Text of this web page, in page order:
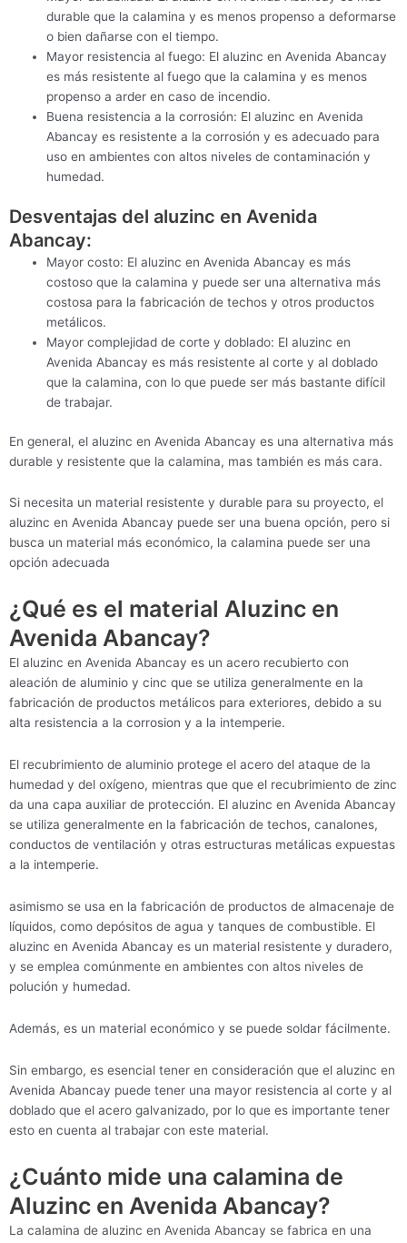
durable que la calamina y es menos propenso a deformarse
o bien dañarse con el tiempo.
Mayor resistencia al fuego: El aluzinc en Avenida Abancay
es más resistente al fuego que la calamina y es menos
propenso a arder en caso de incendio.
Buena resistencia a la corrosión: El aluzinc en Avenida
Abancay es resistente a la corrosión y es adecuado para
uso en ambientes con altos niveles de contaminación y
humedad.
Desventajas del aluzinc en Avenida
Abancay:
Mayor costo: El aluzinc en Avenida Abancay es más
costoso que la calamina y puede ser una alternativa más
costosa para la fabricación de techos y otros productos
metálicos.
Mayor complejidad de corte y doblado: El aluzinc en
Avenida Abancay es más resistente al corte y al doblado
que la calamina, con lo que puede ser más bastante difícil
de trabajar.
En general, el aluzinc en Avenida Abancay es una alternativa más
durable y resistente que la calamina, mas también es más cara.
Si necesita un material resistente y durable para su proyecto, el
aluzinc en Avenida Abancay puede ser una buena opción, pero si
busca un material más económico, la calamina puede ser una
opción adecuada
¿Qué es el material Aluzinc en
Avenida Abancay?
El aluzinc en Avenida Abancay es un acero recubierto con
aleación de aluminio y cinc que se utiliza generalmente en la
fabricación de productos metálicos para exteriores, debido a su
alta resistencia a la corrosion y a la intemperie.
El recubrimiento de aluminio protege el acero del ataque de la
humedad y del oxígeno, mientras que que el recubrimiento de zinc
da una capa auxiliar de protección. El aluzinc en Avenida Abancay
se utiliza generalmente en la fabricación de techos, canalones,
conductos de ventilación y otras estructuras metálicas expuestas
a la intemperie.
asimismo se usa en la fabricación de productos de almacenaje de
líquidos, como depósitos de agua y tanques de combustible. El
aluzinc en Avenida Abancay es un material resistente y duradero,
y se emplea comúnmente en ambientes con altos niveles de
polución y humedad.
Además, es un material económico y se puede soldar fácilmente.
Sin embargo, es esencial tener en consideración que el aluzinc en
Avenida Abancay puede tener una mayor resistencia al corte y al
doblado que el acero galvanizado, por lo que es importante tener
esto en cuenta al trabajar con este material.
¿Cuánto mide una calamina de
Aluzinc en Avenida Abancay?
La calamina de aluzinc en Avenida Abancay se fabrica en una